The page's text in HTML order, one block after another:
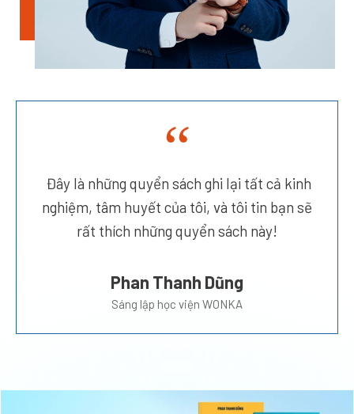
“
Đây là những quyển sách ghi lại tất cả kinh
nghiệm, tâm huyết của tôi, và tôi tin bạn sẽ
rất thích những quyển sách này!
Phan Thanh Dũng
Sáng lập học viện WONKA